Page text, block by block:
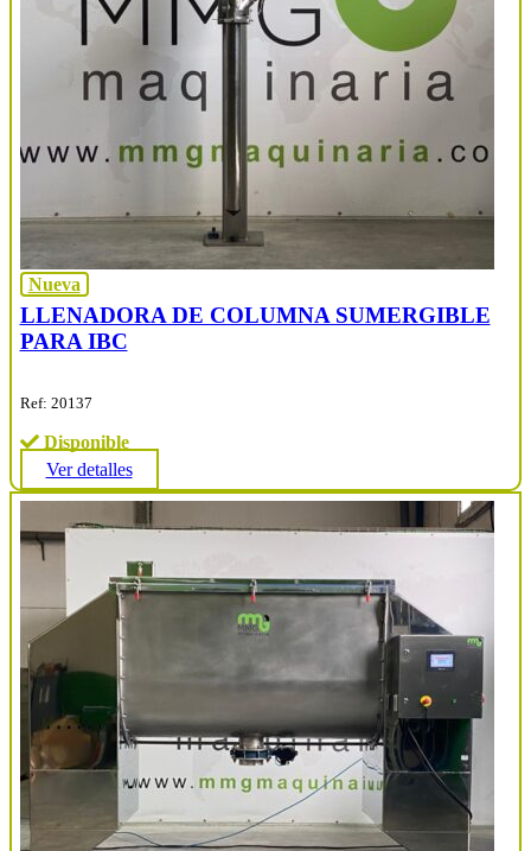
Nueva
LLENADORA DE COLUMNA SUMERGIBLE
PARA IBC
Ref: 20137
Disponible
Ver detalles